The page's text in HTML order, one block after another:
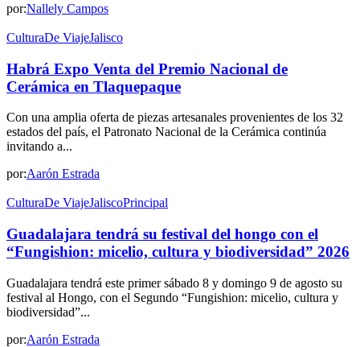
por:Nallely Campos
CulturaDe ViajeJalisco
Habrá Expo Venta del Premio Nacional de
Cerámica en Tlaquepaque
Con una amplia oferta de piezas artesanales provenientes de los 32
estados del país, el Patronato Nacional de la Cerámica continúa
invitando a...
por:Aarón Estrada
CulturaDe ViajeJaliscoPrincipal
Guadalajara tendrá su festival del hongo con el
“Fungishion: micelio, cultura y biodiversidad” 2026
Guadalajara tendrá este primer sábado 8 y domingo 9 de agosto su
festival al Hongo, con el Segundo “Fungishion: micelio, cultura y
biodiversidad”...
por:Aarón Estrada